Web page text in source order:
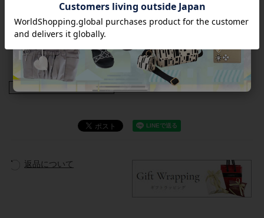
送いたします。
【ラッピングについて】
ンでラッピングします。外箱は付属しません。
返品について